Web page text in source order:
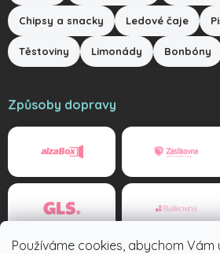
Používáme cookies, abychom Vám
Chipsy a snacky Ledové čaje
Těstoviny Limonády Bonbóny
Způsoby dopravy